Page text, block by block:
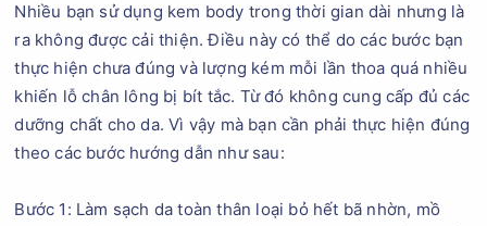
Nhiều bạn sử dụng kem body trong thời gian dài nhưng là
ra không được cải thiện. Điều này có thể do các bước bạn
thực hiện chưa đúng và lượng kém mỗi lần thoa quá nhiều
khiến lỗ chân lông bị bít tắc. Từ đó không cung cấp đủ các
dưỡng chất cho da. Vì vậy mà bạn cần phải thực hiện đúng
theo các bước hướng dẫn như sau:
Bước 1: Làm sạch da toàn thân loại bỏ hết bã nhờn, mồ